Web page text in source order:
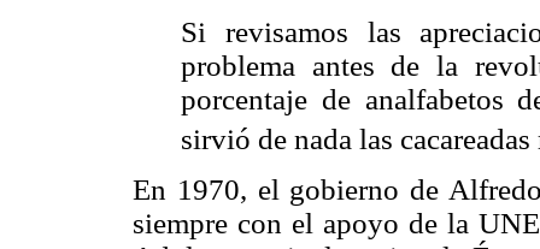
Si revisamos las
problema antes de la
porcentaje de analfabetos
sirvió de nada las
En 1970, el gobierno de
siempre con el apoyo de la